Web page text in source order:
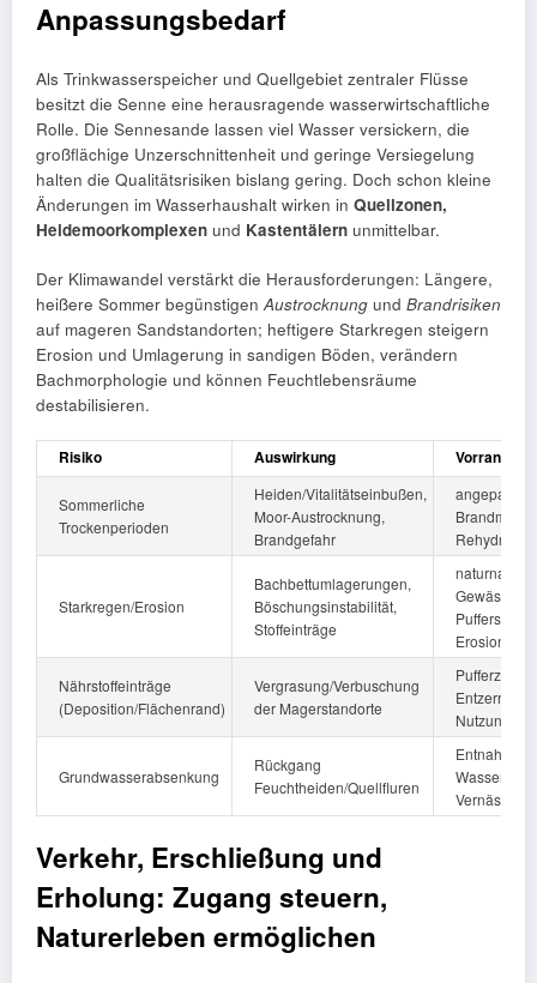
Anpassungsbedarf
Als Trinkwasserspeicher und Quellgebiet zentraler Flüsse
besitzt die Senne eine herausragende wasserwirtschaftliche
Rolle. Die Sennesande lassen viel Wasser versickern, die
großflächige Unzerschnittenheit und geringe Versiegelung
halten die Qualitätsrisiken bislang gering. Doch schon kleine
Änderungen im Wasserhaushalt wirken in Quellzonen,
Heidemoorkomplexen und Kastentälern unmittelbar.
Der Klimawandel verstärkt die Herausforderungen: Längere,
heißere Sommer begünstigen Aus­trocknung und Brandrisiken
auf mageren Sandstandorten; heftigere Starkregen steigern
Erosion und Umlagerung in sandigen Böden, verändern
Bachmorphologie und können Feuchtlebensräume
destabilisieren.
Risiko Auswirkung Vorrangige
Sommerliche
Trockenperioden
Heiden/Vitalitätseinbußen,
Moor-Austrocknung,
Brandgefahr
angepasste
Rehydration
Starkregen/Erosion
Bachbettumlagerungen,
Böschungsinstabilität,
Stoffeinträge
naturnahe
Nährstoffeinträge
(Deposition/Flächenrand)
Vergrasung/Verbuschung
der Magerstandorte
Entzerrung
Nutzungen,
Grundwasserabsenkung
Rückgang
Feuchtheiden/Quellfluren
Entnahme
Verkehr, Erschließung und
Erholung: Zugang steuern,
Naturerleben ermöglichen